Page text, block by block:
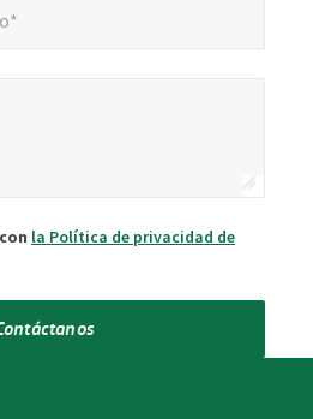
la Política de privacidad de